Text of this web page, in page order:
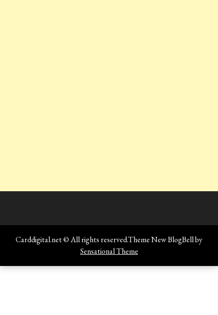
Carddigital.net © All rights reserved.Theme New BlogBell by
Sensational Theme